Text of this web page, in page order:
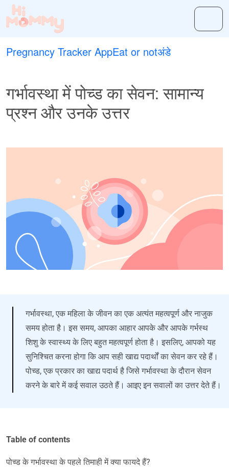
Pregnancy Tracker AppEat or notअंडे
गर्भावस्था में पोच्ड का सेवन: सामान्य
प्रश्न और उनके उत्तर
गर्भावस्था, एक महिला के जीवन का एक अत्यंत महत्वपूर्ण और नाजुक
समय होता है। इस समय, आपका आहार आपके और आपके गर्भस्थ
शिशु के स्वास्थ्य के लिए बहुत महत्वपूर्ण होता है। इसलिए, आपको यह
सुनिश्चित करना होगा कि आप सही खाद्य पदार्थों का सेवन कर रहे हैं।
पोच्ड, एक प्रकार का खाद्य पदार्थ है जिसे गर्भावस्था के दौरान सेवन
करने के बारे में कई सवाल उठते हैं। आइए इन सवालों का उत्तर देते हैं।
Table of contents
पोच्ड के गर्भावस्था के पहले तिमाही में क्या फायदे हैं?